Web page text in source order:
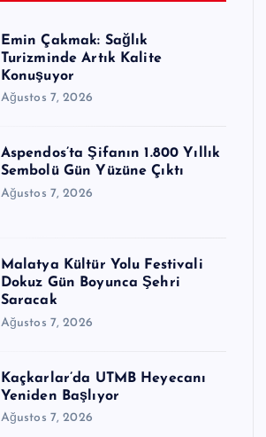
Emin Çakmak: Sağlık
Turizminde Artık Kalite
Konuşuyor
Ağustos 7, 2026
Aspendos’ta Şifanın 1.800 Yıllık
Sembolü Gün Yüzüne Çıktı
Ağustos 7, 2026
Malatya Kültür Yolu Festivali
Dokuz Gün Boyunca Şehri
Saracak
Ağustos 7, 2026
Kaçkarlar’da UTMB Heyecanı
Yeniden Başlıyor
Ağustos 7, 2026